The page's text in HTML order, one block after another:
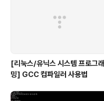
[리눅스/유닉스 시스템 프로그래
밍] GCC 컴파일러 사용법